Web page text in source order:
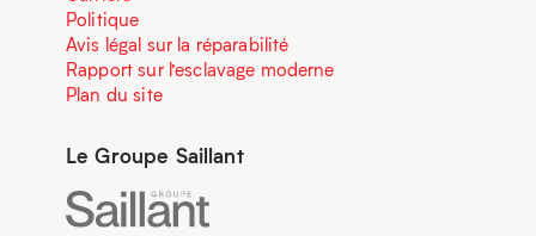
Politique
Avis légal sur la réparabilité
Rapport sur l’esclavage moderne
Plan du site
Le Groupe Saillant